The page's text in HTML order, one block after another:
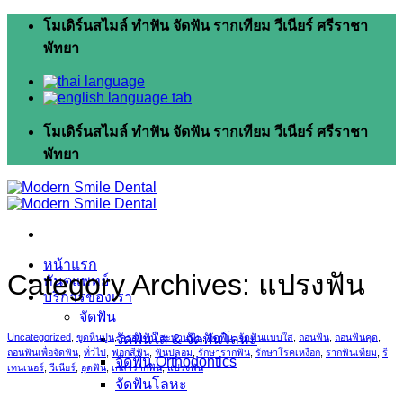
Skip
content
โมเดิร์นสไมล์ ทำฟัน จัดฟัน รากเทียม วีเนียร์ ศรีราชา
พัทยา
โมเดิร์นสไมล์ ทำฟัน จัดฟัน รากเทียม วีเนียร์ ศรีราชา
พัทยา
หน้าแรก
ทันตแพทย์
บริการของเรา
จัดฟัน
จัดฟันใส & จัดฟันโลหะ
จัดฟัน Orthodontics
จัดฟันโลหะ
Category Archives: แปรงฟัน
Uncategorized, ขูดหินปูน,ครอบฟัน สะพานฟัน,จัดฟัน,จัดฟันแบบใส, ถอนฟัน, ถอนฟันคุด,
ถอนฟันเพื่อจัดฟัน, ทั่วไป, ฟอกสีฟัน, ฟันปลอม, รักษารากฟัน, รักษาโรคเหงือก, รากฟันเทียม, รี
เทนเนอร์, วีเนียร์, อุดฟัน, เกลารากฟัน,แปรงฟัน